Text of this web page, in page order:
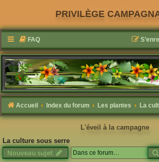
PRIVILÈGE
FAQ
Accueil Index du forum Les plantes La
L'éveil à la campagne
La culture sous serre
Nouveau sujet